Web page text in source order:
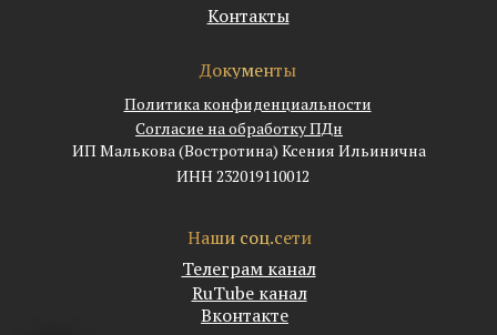
ИП Малькова (Востротина) Ксения Ильинична
ИНН 232019110012
Политика конфиденциальности
RuTube канал
Наши соц.сети
Телеграм канал
Контакты
Документы
Вконтакте
Согласие на обработку ПДн